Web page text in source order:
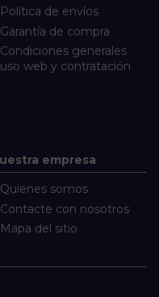
Política de envíos
Garantía de compra
Condiciones generales
uso web y contratación
empresa
Quienes somos
Contacte con nosotros
Mapa del sitio